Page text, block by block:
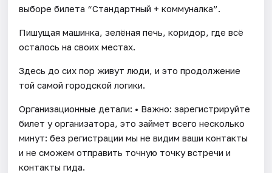
выборе билета “Стандартный + коммуналка”.
Пишущая машинка, зелёная печь, коридор, где всё
осталось на своих местах.
Здесь до сих пор живут люди, и это продолжение
той самой городской логики.
Организационные детали: • Важно: зарегистрируйте
билет у организатора, это займет всего несколько
минут: без регистрации мы не видим ваши контакты
и не сможем отправить точную точку встречи и
контакты гида.